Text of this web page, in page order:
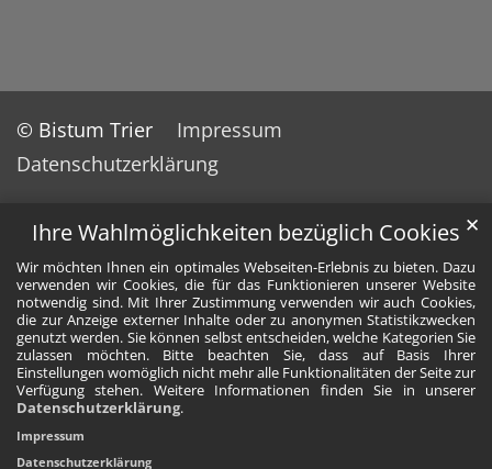
Ihre Wahlmöglichkeiten bezüglich Cookies
Wir möchten Ihnen ein optimales Webseiten-Erlebnis zu bieten. Dazu
verwenden wir Cookies, die für das Funktionieren unserer Website
notwendig sind. Mit Ihrer Zustimmung verwenden wir auch Cookies,
die zur Anzeige externer Inhalte oder zu anonymen Statistikzwecken
genutzt werden. Sie können selbst entscheiden, welche Kategorien Sie
zulassen möchten. Bitte beachten Sie, dass auf Basis Ihrer
Einstellungen womöglich nicht mehr alle Funktionalitäten der Seite zur
Verfügung stehen. Weitere Informationen finden Sie in unserer
Datenschutzerklärung.
✕
Impressum
Datenschutzerklärung
© Bistum Trier
Impressum
Datenschutzerklärung